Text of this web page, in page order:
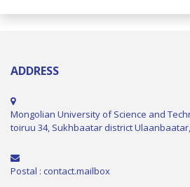
ADDRESS
Mongolian University of Science and
toiruu 34, Sukhbaatar district
Postal : contact.mailbox